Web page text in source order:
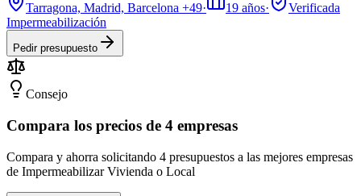
Tarragona, Madrid, Barcelona +49· 19 años·
Verificada
Impermeabilización
Pedir presupuesto
Consejo
Compara los precios de 4 empresas
Compara y ahorra solicitando 4 presupuestos a las mejores empresas
de Impermeabilizar Vivienda o Local